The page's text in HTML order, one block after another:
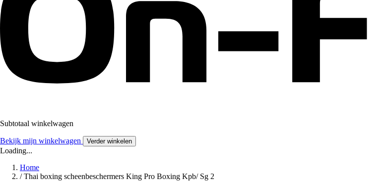
Subtotaal winkelwagen
Bekijk mijn winkelwagen Verder winkelen
Loading...
Home
/ Thai boxing scheenbeschermers King Pro Boxing Kpb/ Sg 2